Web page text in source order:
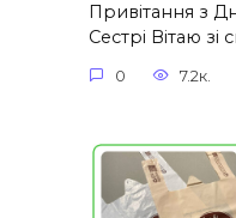
Привітання з
Сестрі Вітаю зі
0 7.2к.